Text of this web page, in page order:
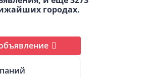
городах.